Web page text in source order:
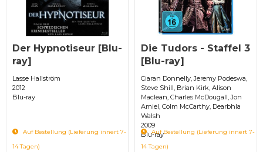
Der Hypnotiseur [Blu-
ray]
Lasse Hallström
2012
Blu-ray
Auf Bestellung (Lieferung innert 7-
14 Tagen)
Die Tudors - Staffel 3
[Blu-ray]
Ciaran Donnelly, Jeremy Podeswa,
Steve Shill, Brian Kirk, Alison
Maclean, Charles McDougall, Jon
Amiel, Colm McCarthy, Dearbhla
Walsh
2009
Blu-ray
Auf Bestellung (Lieferung innert 7-
14 Tagen)